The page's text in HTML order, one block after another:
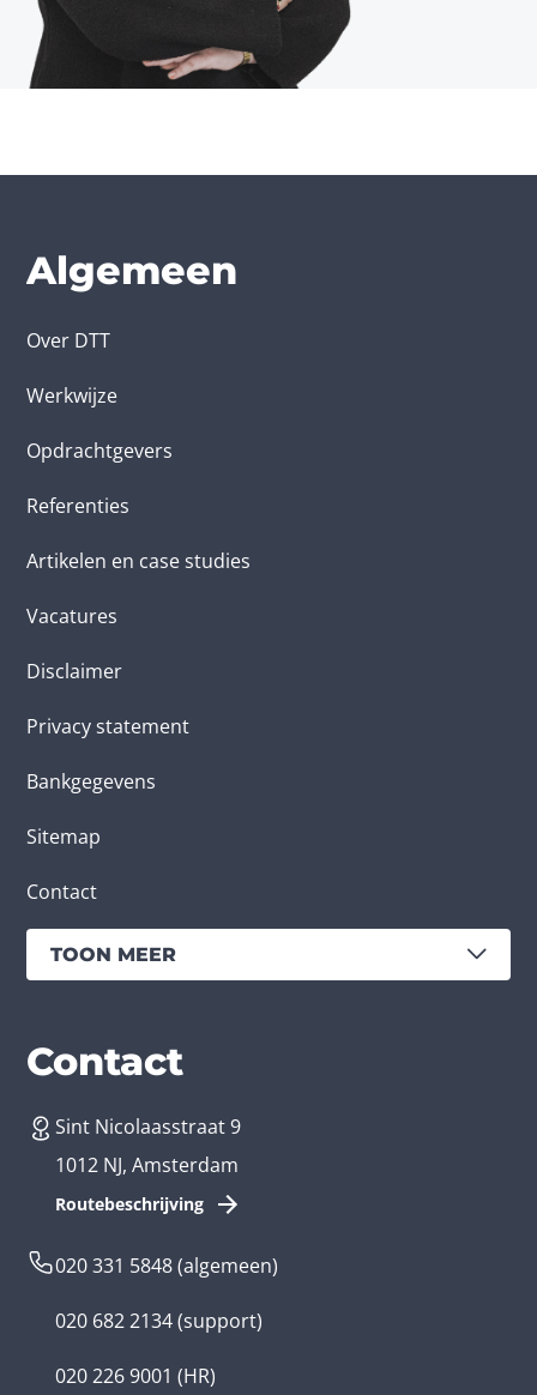
Algemeen
Over DTT
Werkwijze
Opdrachtgevers
Referenties
Artikelen en case studies
Vacatures
Disclaimer
Privacy statement
Bankgegevens
Sitemap
Contact
TOON MEER
Diensten
App laten maken
Branches
Bedrijfsapp
Contact
Sint Nicolaasstraat 9
1012 NJ, Amsterdam
Routebeschrijving
020 331 5848(algemeen)
020 682 2134(support)
020 226 9001 (HR)